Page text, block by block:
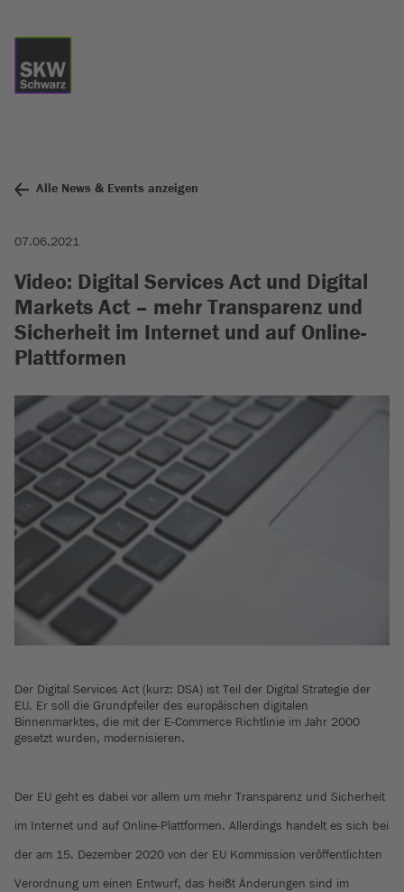
Alle News & Events anzeigen
07.06.2021
Video: Digital Services Act und Digital
Markets Act – mehr Transparenz und
Sicherheit im Internet und auf Online-
Plattformen
Der Digital Services Act (kurz: DSA) ist Teil der Digital Strategie der
EU. Er soll die Grundpfeiler des europäischen digitalen
Binnenmarktes, die mit der E-Commerce Richtlinie im Jahr 2000
gesetzt wurden, modernisieren.
Der EU geht es dabei vor allem um mehr Transparenz und Sicherheit
im Internet und auf Online-Plattformen. Allerdings handelt es sich bei
der am 15. Dezember 2020 von der EU Kommission veröffentlichten
Verordnung um einen Entwurf, das heißt Änderungen sind im